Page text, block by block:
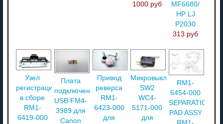
1000 руб
MF6680/
HP LJ
P2030
313 руб
Узел
регистрации
в сборе
RM1-
6419-000
Плата
подключения
USB FM4-
3989 для
Canon
Привод
реверса
RM1-
6423-000
для
Микровыключатель
SW2
WC4-
5171-000
для
RM1-
6454-000
SEPARATION
PAD ASSY